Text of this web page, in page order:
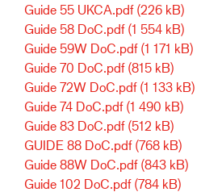
Guide 55 UKCA.pdf (226 kB)
Guide 58 DoC.pdf (1 554 kB)
Guide 59W DoC.pdf (1 171 kB)
Guide 70 DoC.pdf (815 kB)
Guide 72W DoC.pdf (1 133 kB)
Guide 74 DoC.pdf (1 490 kB)
Guide 83 DoC.pdf (512 kB)
GUIDE 88 DoC.pdf (768 kB)
Guide 88W DoC.pdf (843 kB)
Guide 102 DoC.pdf (784 kB)